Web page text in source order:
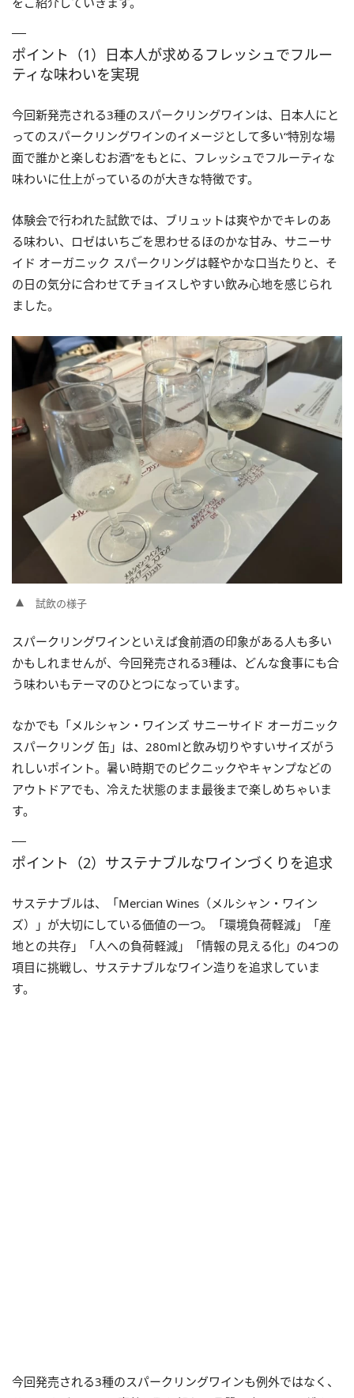
ポイント（1）日本人が求めるフレッシュでフルー
ティな味わいを実現
今回新発売される3種のスパークリングワインは、日本人にと
ってのスパークリングワインのイメージとして多い“特別な場
面で誰かと楽しむお酒”をもとに、フレッシュでフルーティな
味わいに仕上がっているのが大きな特徴です。
体験会で行われた試飲では、ブリュットは爽やかでキレのあ
る味わい、ロゼはいちごを思わせるほのかな甘み、サニーサ
イド オーガニック スパークリングは軽やかな口当たりと、そ
の日の気分に合わせてチョイスしやすい飲み心地を感じられ
ました。
試飲の様子
スパークリングワインといえば食前酒の印象がある人も多い
かもしれませんが、今回発売される3種は、どんな食事にも合
う味わいもテーマのひとつになっています。
なかでも「メルシャン・ワインズ サニーサイド オーガニック
スパークリング 缶」は、280mlと飲み切りやすいサイズがう
れしいポイント。暑い時期でのピクニックやキャンプなどの
アウトドアでも、冷えた状態のまま最後まで楽しめちゃいま
す。
ポイント（2）サステナブルなワインづくりを追求
サステナブルは、「Mercian Wines（メルシャン・ワイン
ズ）」が大切にしている価値の一つ。「環境負荷軽減」「産
地との共存」「人への負荷軽減」「情報の見える化」の4つの
項目に挑戦し、サステナブルなワイン造りを追求していま
す。
今回発売される3種のスパークリングワインも例外ではなく、